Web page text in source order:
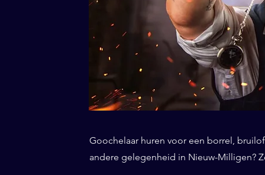
Goochelaar huren voor een borrel,
andere gelegenheid in Nieuw-Milligen?